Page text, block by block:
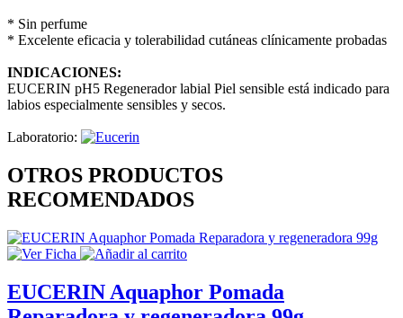
* Sin perfume
* Excelente eficacia y tolerabilidad cutáneas clínicamente probadas
INDICACIONES:
EUCERIN pH5 Regenerador labial Piel sensible está indicado para
labios especialmente sensibles y secos.
Laboratorio:
OTROS PRODUCTOS
RECOMENDADOS
EUCERIN Aquaphor Pomada